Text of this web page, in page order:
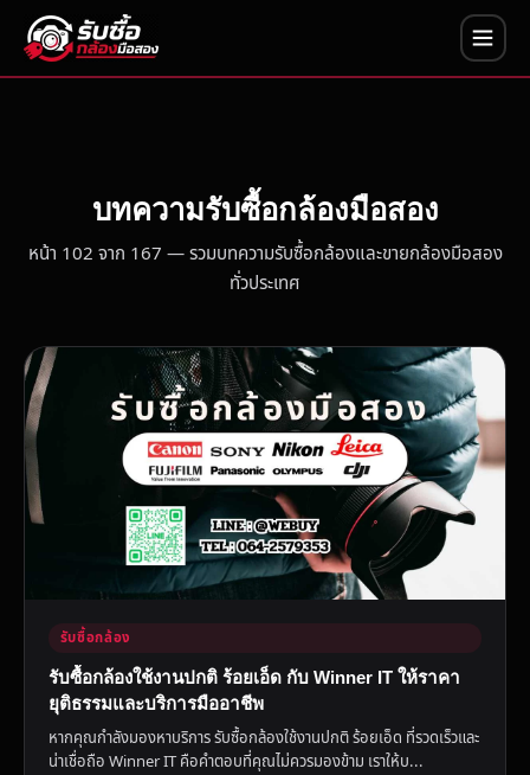
บทความรับซื้อกล้องมือสอง
หน้า 102 จาก 167 — รวมบทความรับซื้อกล้องและขายกล้องมือสอง
ทั่วประเทศ
รับซื้อกล้อง
รับซื้อกล้องใช้งานปกติ ร้อยเอ็ด กับ Winner IT ให้ราคา
ยุติธรรมและบริการมืออาชีพ
หากคุณกำลังมองหาบริการ รับซื้อกล้องใช้งานปกติ ร้อยเอ็ด ที่รวดเร็วและ
น่าเชื่อถือ Winner IT คือคำตอบที่คุณไม่ควรมองข้าม เราให้บ...